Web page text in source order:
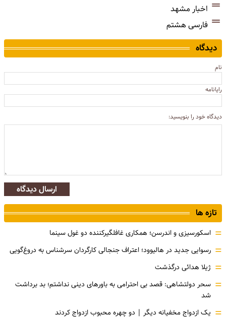
اخبار مشهد
فارسی هشتم
دیدگاه
نام
رایانامه
دیدگاه خود را بنویسید:
ارسال دیدگاه
تازه ها
= اسکورسیزی و اندرسن؛ همکاری غافلگیرکننده دو غول سینما
= رسوایی جدید در هالیوود؛ اعتراف جنجالی کارگردان سرشناس به دروغ‌گویی
= ژیلا هدائی درگذشت
= سحر دولتشاهی: قصد بی احترامی به باورهای دینی نداشتم؛ بد برداشت
شد
یک ازدواج مخفیانه دیگر | دو چهره محبوب ازدواج کردند